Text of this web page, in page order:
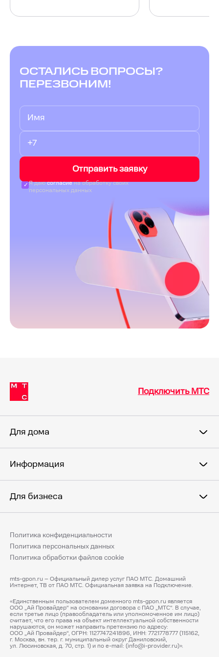
ОСТАЛИСЬ ВОПРОСЫ?
ПЕРЕЗВОНИМ!
Отправить заявку
Я даюсогласиена обработку своих
персональных данных
Подключить МТС
Для дома
Информация
Для бизнеса
Политика конфиденциальности
Политика персональных данных
Политика обработки файлов cookie
mts-gpon.ru – Официальный дилер услуг ПАО МТС. Домашний
Интернет, ТВ от ПАО МТС. Официальная заявка на Подключение.
«Единственным пользователем доменного mts-gpon.ru является
ООО „Ай Провайдер“ на основании договора с ПАО „МТС“. В случае,
если третье лицо (правообладатель или уполномоченное им лицо)
считает, что его права на объект интеллектуальной собственности
нарушаются, он может направить претензию по адресу:
ООО „Ай Провайдер“, ОГРН: 1127747241896, ИНН: 7721778777 (115162,
г. Москва, вн. тер. г. муниципальный округ Даниловский,
ул. Люсиновская, д. 70, стр. 1) и по e-mail: (info@i-provider.ru)».